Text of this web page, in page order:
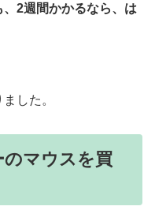
2週間かかるなら、は
した。
のマウスを買